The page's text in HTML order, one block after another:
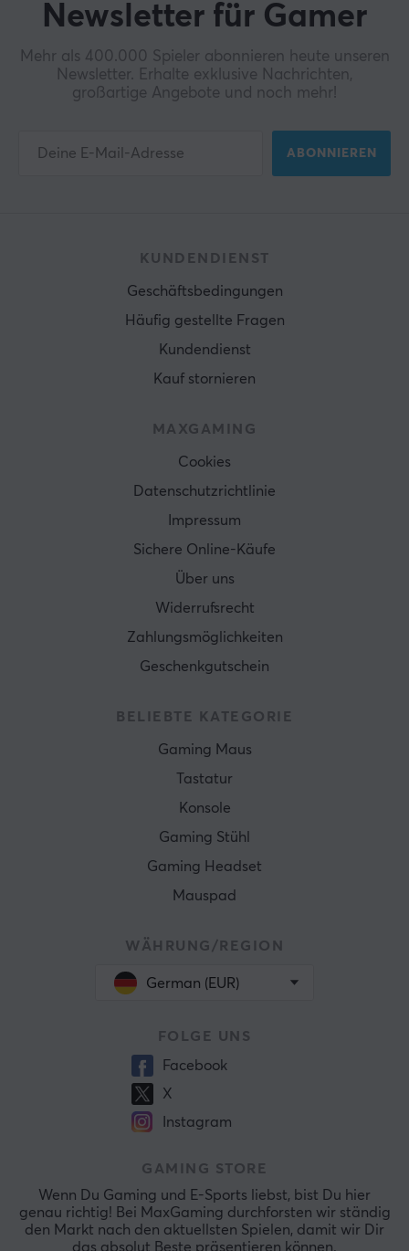
Newsletter für Gamer
Mehr als 400.000 Spieler abonnieren heute unseren
Newsletter. Erhalte exklusive Nachrichten,
großartige Angebote und noch mehr!
ABONNIEREN
KUNDENDIENST
Geschäftsbedingungen
Häufig gestellte Fragen
Kundendienst
Kauf stornieren
MAXGAMING
Cookies
Datenschutzrichtlinie
Impressum
Sichere Online-Käufe
Über uns
Widerrufsrecht
Zahlungsmöglichkeiten
Geschenkgutschein
BELIEBTE KATEGORIE
Gaming Maus
Tastatur
Konsole
Gaming Stühl
Gaming Headset
Mauspad
WÄHRUNG/REGION
German (EUR)
FOLGE UNS
Facebook
X
Instagram
GAMING STORE
Wenn Du Gaming und E-Sports liebst, bist Du hier
genau richtig! Bei MaxGaming durchforsten wir ständig
den Markt nach den aktuellsten Spielen, damit wir Dir
das absolut Beste präsentieren können.